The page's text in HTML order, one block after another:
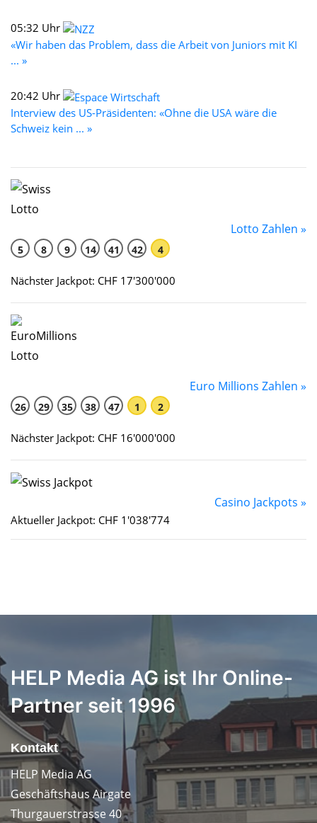
05:32 Uhr
«Wir haben das Problem, dass die Arbeit von Juniors mit KI
... »
20:42 Uhr
Interview des US-Präsidenten: «Ohne die USA wäre die
Schweiz kein ... »
Lotto Zahlen »
5 8 9 14 41 42 4
Nächster Jackpot: CHF 17'300'000
Euro Millions Zahlen »
26 29 35 38 47 1 2
Nächster Jackpot: CHF 16'000'000
Casino Jackpots »
Aktueller Jackpot: CHF 1'038'774
HELP Media AG ist Ihr Online-
Partner seit 1996
Kontakt
HELP Media AG
Geschäftshaus Airgate
Thurgauerstrasse 40